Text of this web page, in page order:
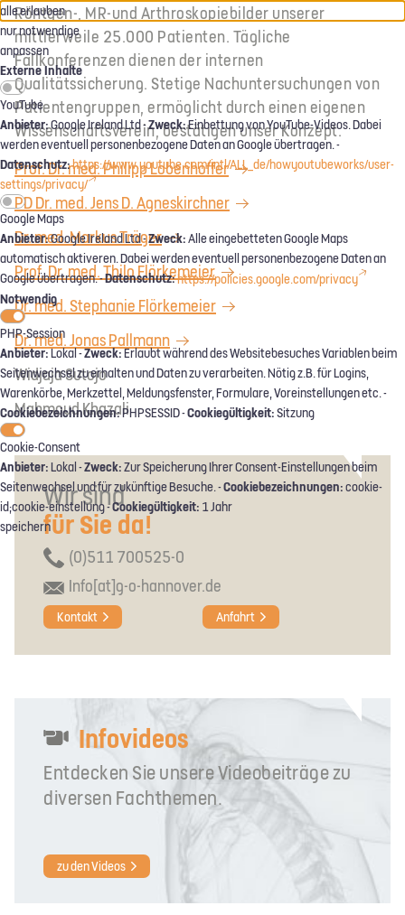
Röntgen-, MR-und Arthroskopiebilder unserer
mittlerweile 25.000 Patienten. Tägliche
Fallkonferenzen dienen der internen
Qualitätssicherung. Stetige Nachuntersuchungen von
Patientengruppen, ermöglicht durch einen eigenen
Wissenschaftsverein, bestätigen unser Konzept.
Prof. Dr. med. Philipp Lobenhoffer
PD Dr. med. Jens D. Agneskirchner
Dr. med. Markus Tröger
Prof. Dr. med. Thilo Flörkemeier
Dr. med. Stephanie Flörkemeier
Dr. med. Jonas Pallmann
Widjaja Sutojo
Mahmoud Khazali
Wir sind
für Sie da!
(0)511 700525-0
Info[at]g-o-hannover.de
Kontakt Anfahrt
Infovideos
Entdecken Sie unsere Videobeiträge zu
diversen Fachthemen.
zu den Videos
alle erlauben
nur notwendige
anpassen
Externe Inhalte
YouTube
Anbieter:Google Ireland Ltd -Zweck:Einbettung von YouTube-Videos. Dabei
werden eventuell personenbezogene Daten an Google übertragen. -
Datenschutz:https://www.youtube.com/intl/ALL_de/howyoutubeworks/user-
settings/privacy/
Google Maps
Anbieter:Google Ireland Ltd -Zweck:Alle eingebetteten Google Maps
automatisch aktiveren. Dabei werden eventuell personenbezogene Daten an
Google übertragen. -Datenschutz:https://policies.google.com/privacy
Notwendig
PHP-Session
Anbieter:Lokal -Zweck:Erlaubt während des Websitebesuches Variablen beim
Seitenwechsel zu erhalten und Daten zu verarbeiten. Nötig z.B. für Logins,
Warenkörbe, Merkzettel, Meldungsfenster, Formulare, Voreinstellungen etc. -
Cookiebezeichnungen:PHPSESSID -Cookiegültigkeit:Sitzung
Cookie-Consent
Anbieter:Lokal -Zweck:Zur Speicherung Ihrer Consent-Einstellungen beim
Seitenwechsel und für zukünftige Besuche. -Cookiebezeichnungen:cookie-
id;cookie-einstellung -Cookiegültigkeit: 1 Jahr
speichern